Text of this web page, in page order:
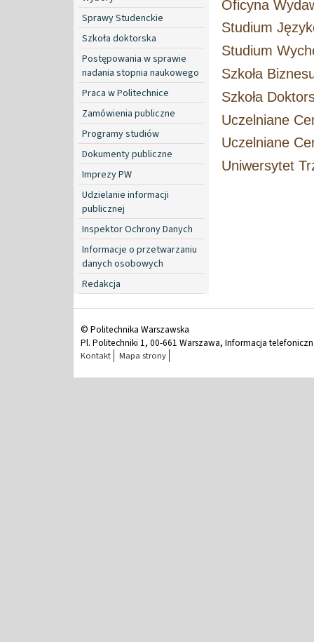
Sprawy Studenckie
Szkoła doktorska
Postępowania w sprawie
nadania stopnia naukowego
Praca w Politechnice
Zamówienia publiczne
Programy studiów
Dokumenty publiczne
Imprezy PW
Udzielanie informacji
publicznej
Inspektor Ochrony Danych
Informacje o przetwarzaniu
danych osobowych
Redakcja
Oficyna
Studium
Studium
Szkoła
Szkoła
Uczelniane
Uczelniane
Uniwersytet
© Politechnika Warszawska
Pl. Politechniki 1, 00-661 Warszawa, Informacja
Kontakt Mapa strony